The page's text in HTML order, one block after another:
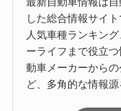
した総合情報サイ
人気車種ランキン
ーライフまで役立
動車メーカーから
ど、多角的な情報源